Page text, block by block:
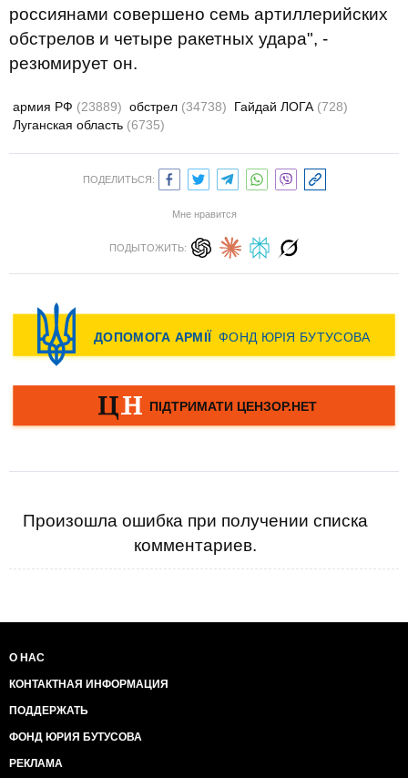
россиянами совершено семь артиллерийских
обстрелов и четыре ракетных удара", -
резюмирует он.
армия РФ (23889) обстрел (34738) Гайдай ЛОГА (728)
Луганская область (6735)
ПОДЕЛИТЬСЯ:
Мне нравится
ПОДЫТОЖИТЬ:
Произошла ошибка при получении списка
комментариев.
О НАС
КОНТАКТНАЯ ИНФОРМАЦИЯ
ПОДДЕРЖАТЬ
ФОНД ЮРИЯ БУТУСОВА
РЕКЛАМА